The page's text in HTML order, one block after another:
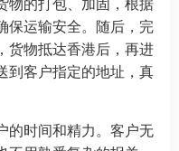
保运输安全。随后，完
货物抵达香港后，再进
到客户指定的地址，真
的时间和精力。客户无